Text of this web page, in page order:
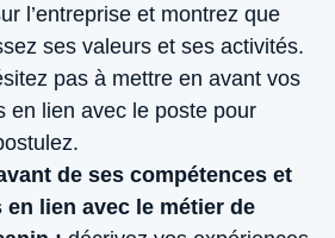
l’entreprise et montrez que
ses valeurs et ses activités.
pas à mettre en avant vos
en lien avec le poste pour
de ses compétences et
en lien avec le métier de